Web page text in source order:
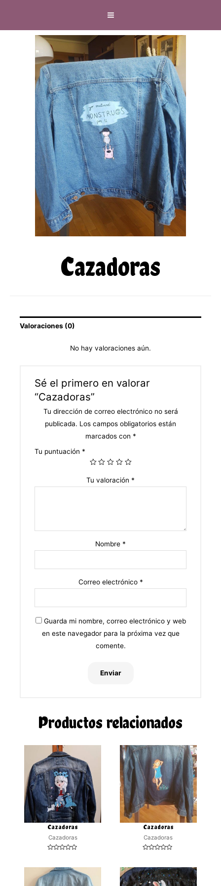
Cazadoras
Valoraciones (0)
No hay valoraciones aún.
Sé el primero en valorar
“Cazadoras”
Tu dirección de correo electrónico no será
publicada. Los campos obligatorios están
marcados con *
Tu puntuación *
Tu valoración *
Nombre *
Correo electrónico *
Guarda mi nombre, correo electrónico y web
en este navegador para la próxima vez que
comente.
Productos relacionados
Cazadoras
Cazadoras
0
de
5
Cazadoras
Cazadoras
0
de
5